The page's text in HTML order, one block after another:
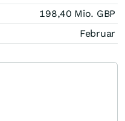
198,40 Mio. GBP
Februar